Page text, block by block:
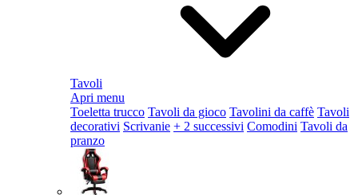
Tavoli
Apri menu
Toeletta trucco Tavoli da gioco Tavolini da caffè Tavoli
decorativi Scrivanie + 2 successivi Comodini Tavoli da
pranzo